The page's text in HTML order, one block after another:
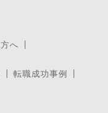
へ
転職成功事例